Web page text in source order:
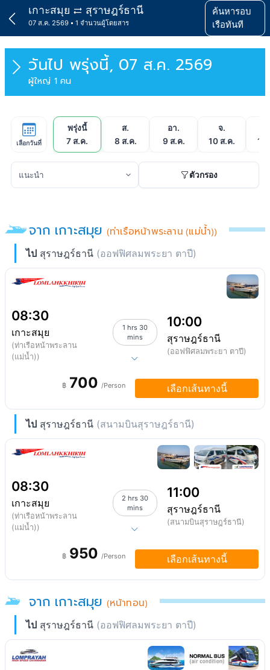
เกาะสมุย สุราษฎร์ธานี
07 ส.ค. 2569 1 จำนวนผู้โดยสาร
ค้นหารอบ
เรือทันที
วันไป พรุ่งนี้, 07 ส.ค. 2569
ผู้ใหญ่ 1 คน
เลือกวันที่
พรุ่งนี้
7 ส.ค.
ส.
8 ส.ค.
อา.
9 ส.ค.
จ.
10 ส.ค.
11
ตัวกรอง
จาก เกาะสมุย (ท่าเรือหน้าพระลาน (แม่น้ำ))
ไป สุราษฎร์ธานี (ออฟฟิศลมพระยา ตาปี)
08:30
เกาะสมุย
(ท่าเรือหน้าพระลาน
(แม่น้ำ))
1 hrs 30
mins
10:00
สุราษฎร์ธานี
(ออฟฟิศลมพระยา ตาปี)
฿ 700 /Person เลือกเส้นทางนี้
ไป สุราษฎร์ธานี (สนามบินสุราษฎร์ธานี)
08:30
เกาะสมุย
(ท่าเรือหน้าพระลาน
(แม่น้ำ))
2 hrs 30
mins
11:00
สุราษฎร์ธานี
(สนามบินสุราษฎร์ธานี)
฿ 950 /Person เลือกเส้นทางนี้
จาก เกาะสมุย (หน้าทอน)
ไป สุราษฎร์ธานี (ออฟฟิศลมพระยา ตาปี)